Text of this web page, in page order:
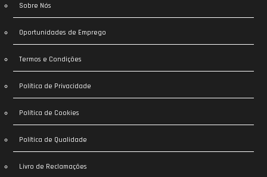
Sobre Nós
Oportunidades de Emprego
Termos e Condições
Política de Privacidade
Política de Cookies
Política de Qualidade
Livro de Reclamações